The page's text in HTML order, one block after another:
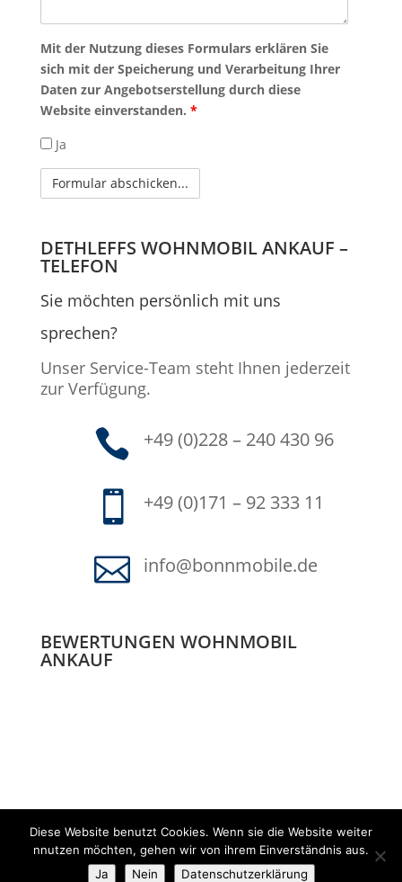
Mit der Nutzung dieses Formulars erklären Sie
sich mit der Speicherung und Verarbeitung Ihrer
Daten zur Angebotserstellung durch diese
Website einverstanden. *
Ja
DETHLEFFS WOHNMOBIL ANKAUF –
TELEFON
Sie möchten persönlich mit uns
sprechen?
Unser Service-Team steht Ihnen jederzeit
zur Verfügung.
 +49 (0)228 – 240 430 96
 +49 (0)171 – 92 333 11
 info@bonnmobile.de
BEWERTUNGEN WOHNMOBIL
ANKAUF
Designed byElegant Themes| Powered by
WordPress
Diese Website benutzt Cookies. Wenn sie die Website weiter
nnutzen möchten, gehen wir von ihrem Einverständnis aus.
Ja
Nein Datenschutzerklärung